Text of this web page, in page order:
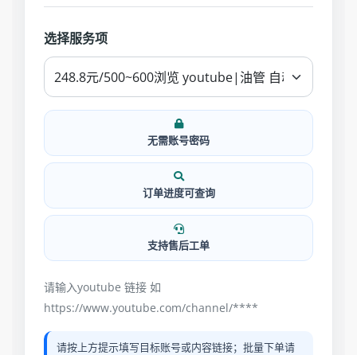
选择服务项
无需账号密码
订单进度可查询
支持售后工单
请输入youtube 链接 如
https://www.youtube.com/channel/****
请按上方提示填写目标账号或内容链接；批量下单请